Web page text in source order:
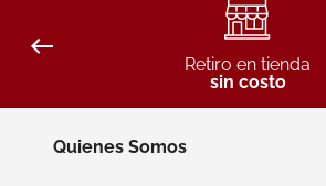
Retiro en tienda
sin costo
Quienes Somos